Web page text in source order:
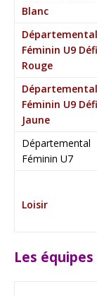
Blanc
Départemental
Féminin U9 Défi
Rouge
Départemental
Féminin U9 Défi
Jaune
Départemental
Féminin U7
Loisir
Les